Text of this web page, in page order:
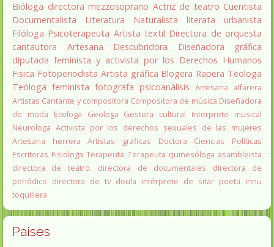
Bióloga directora mezzosoprano Actriz de teatro Cuentista
Documentalista
Literatura Naturalista literata
urbanista
Filóloga Psicoterapeuta Artista textil Directora de orquesta
cantautora
Artesana Descubridora
Diseñadora gráfica
diputada feminista y activista por los Derechos Humanos
Fisica Fotoperiodista Artista gráfica Blogera Rapera Teologa
Teóloga feminista fotografa psicoanálisis Artesana alfarera
Artistas Cantante y compositora Compositora de música Diseñadora
de moda
Ecologa Geologa Gestora cultural
Interprete musical
Neurologa Activista por los derechos sexuales de las mujeres
Artesana herrera
Artistas graficas
Doctora Ciencias Políticas
Escritoras Fisiologa Terapeuta Terapeuta quinesóloga asambleista
directora de teatro.
directora de documentales
directora de
periódico directora de tv doula intérprete de sitar poeta Innu
toquillera
Paises